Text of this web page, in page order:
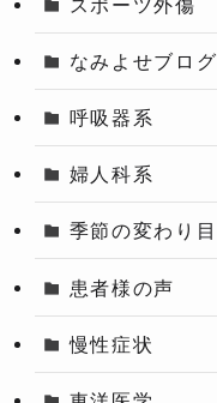
なみよせブログ
呼吸器系
婦人科系
季節の変わり目
患者様の声
慢性症状